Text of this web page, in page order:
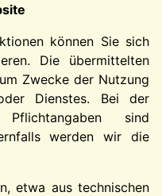
können Sie sich
Die übermittelten
Zwecke der Nutzung
Dienstes. Bei der
sind
werden wir die
etwa aus technischen